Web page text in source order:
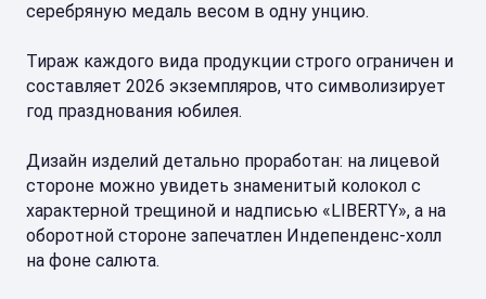
серебряную медаль весом в одну унцию.
Тираж каждого вида продукции строго ограничен и
составляет 2026 экземпляров, что символизирует
год празднования юбилея.
Дизайн изделий детально проработан: на лицевой
стороне можно увидеть знаменитый колокол с
характерной трещиной и надписью «LIBERTY», а на
оборотной стороне запечатлен Индепенденс-холл
на фоне салюта.